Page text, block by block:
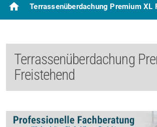
home Terrassenüberdachung Premium XL
Terrassenüberdachung
Freistehend